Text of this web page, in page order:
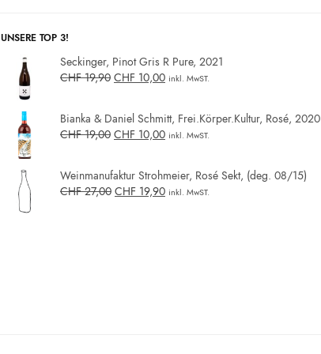
UNSERE TOP 3!
Seckinger, Pinot Gris R Pure, 2021
CHF19,90 CHF 10,00 inkl. MwST.
Bianka & Daniel Schmitt, Frei.Körper.Kultur, Rosé, 2020
CHF19,00 CHF 10,00 inkl. MwST.
Weinmanufaktur Strohmeier, Rosé Sekt, (deg. 08/15)
CHF27,00 CHF 19,90 inkl. MwST.